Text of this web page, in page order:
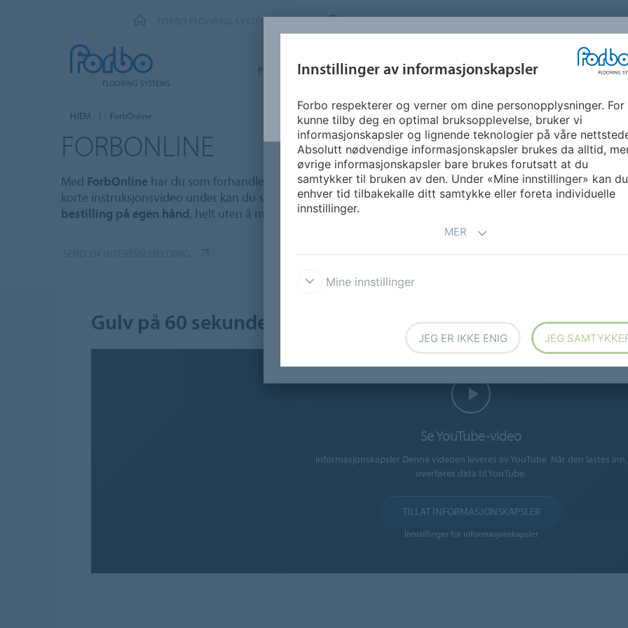
FORBO FLOORING SYSTEMS NORWAY
PRODUKTER SEGMENTER
INSPIRASJON &
REFERANSER
BÆREKRAFT
HJEM ForbOnline
FORBONLINE
Med ForbOnline har du som forhandler tilgang til alle våre gulv og tilbehør.Når og hvor som helst.I vår
korte instruksjonsvideo under kan du se hvor enkelt det er åsjekke lagerstatus og legge inn en
bestilling på egen hånd, helt uten å måtte ringe.
Gulv på 60 sekunder
Se YouTube-video
informasjonskapsler Denne videoen leveres av YouTube. Når den lastes inn,
overføres data til YouTube.
TILLAT INFORMASJONSKAPSLER
Innstillinger for informasjonskapsler
Innstillinger av informasjonskapsler
Forbo respekterer og verner om dine personopplysninger. For
kunne tilby deg en optimal bruksopplevelse, bruker vi
informasjonskapsler og lignende teknologier på våre
Absolutt nødvendige informasjonskapsler brukes da alltid,
øvrige informasjonskapsler bare brukes forutsatt at du
samtykker til bruken av den. Under «Mine innstillinger» kan
enhver tid tilbakekalle ditt samtykke eller foreta individuelle
innstillinger.
MER
Mine innstillinger
JEG ER IKKE ENIG JEG